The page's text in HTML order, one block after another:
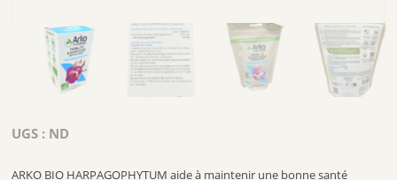
UGS : ND
ARKO BIO HARPAGOPHYTUM aide à maintenir une bonne santé